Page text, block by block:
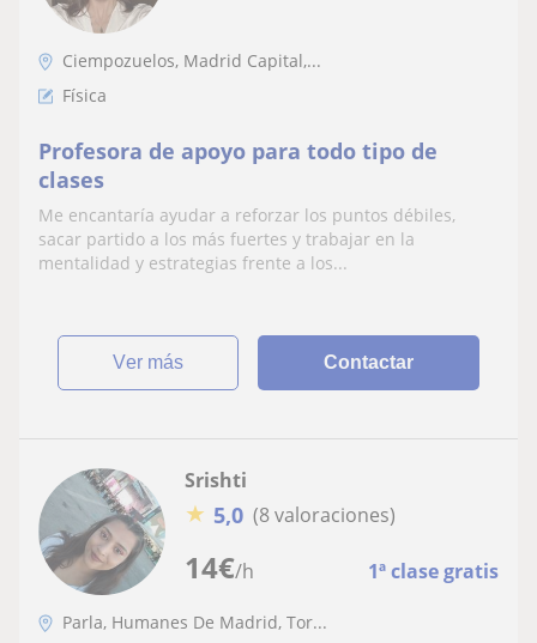
Ciempozuelos, Madrid Capital,...
Física
Profesora de apoyo para todo tipo de
clases
Me encantaría ayudar a reforzar los puntos débiles,
sacar partido a los más fuertes y trabajar en la
mentalidad y estrategias frente a los...
ver más Contactar
14€/h 1ª clase gratis
Srishti
★ 5,0 (8 valoraciones)
Parla, Humanes De Madrid, Tor...